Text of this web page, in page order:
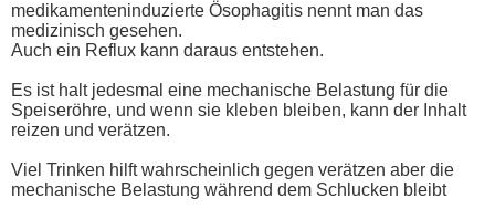
medikamenteninduzierte Ösophagitis nennt man das
medizinisch gesehen.
Auch ein Reflux kann daraus entstehen.
Es ist halt jedesmal eine mechanische Belastung für die
Speiseröhre, und wenn sie kleben bleiben, kann der Inhalt
reizen und verätzen.
Viel Trinken hilft wahrscheinlich gegen verätzen aber die
mechanische Belastung während dem Schlucken bleibt